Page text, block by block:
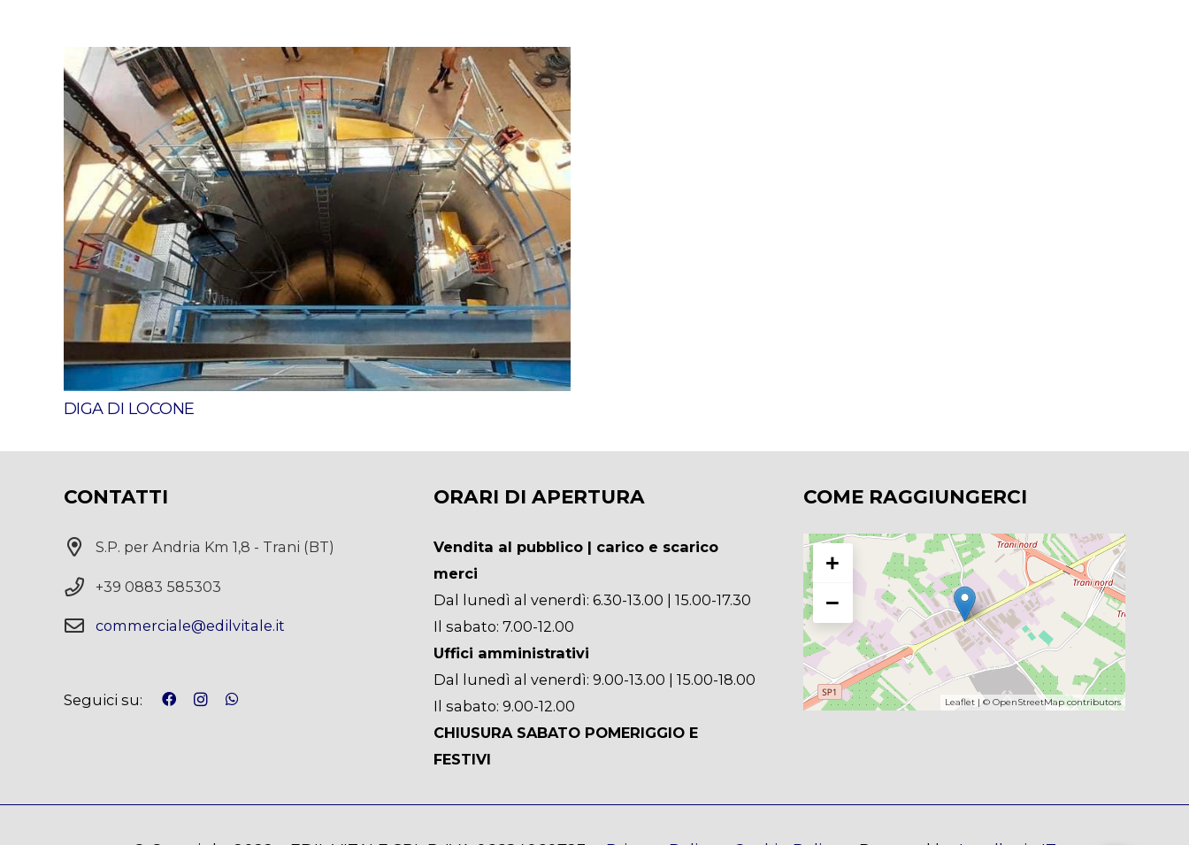
DIGA DI LOCONE
CONTATTI
S.P. per Andria Km 1,8 - Trani (BT)
+39 0883 585303
commerciale@edilvitale.it
Seguici su:
ORARI DI APERTURA
Vendita al pubblico | carico e scarico
merci
Dal lunedì al venerdì: 6.30-13.00 | 15.00-17.30
Il sabato: 7.00-12.00
Uffici amministrativi
Dal lunedì al venerdì: 9.00-13.00 | 15.00-18.00
Il sabato: 9.00-12.00
CHIUSURA SABATO POMERIGGIO E
FESTIVI
COME RAGGIUNGERCI
+
−
Leaflet| © OpenStreetMapcontributors